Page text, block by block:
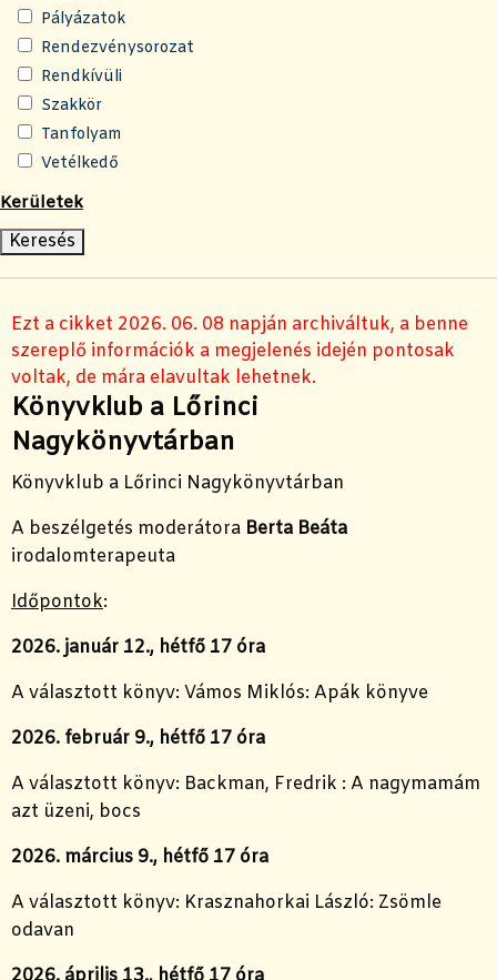
Pályázatok
Rendezvénysorozat
Rendkívüli
Szakkör
Tanfolyam
Vetélkedő
Kerületek
Ezt a cikket 2026. 06. 08 napján archiváltuk, a benne
szereplő információk a megjelenés idején pontosak
voltak, de mára elavultak lehetnek.
Könyvklub a Lőrinci
Nagykönyvtárban
Könyvklub a Lőrinci Nagykönyvtárban
A beszélgetés moderátora Berta Beáta
irodalomterapeuta
Időpontok:
2026. január 12., hétfő 17 óra
A választott könyv: Vámos Miklós: Apák könyve
2026. február 9., hétfő 17 óra
A választott könyv: Backman, Fredrik : A nagymamám
azt üzeni, bocs
2026. március 9., hétfő 17 óra
A választott könyv: Krasznahorkai László: Zsömle
odavan